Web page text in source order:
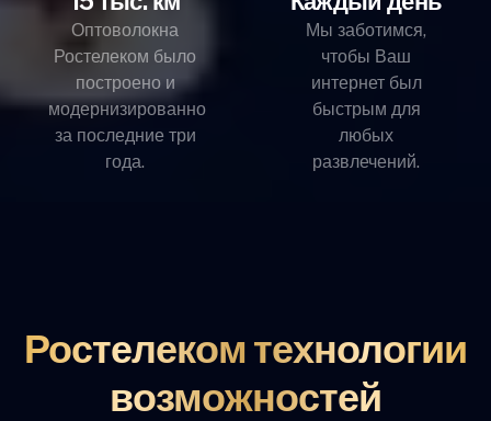
Оптоволокна
Ростелеком было
построено и
модернизированно
за последние три
года.
Мы заботимся,
чтобы Ваш
интернет был
быстрым для
любых
развлечений.
Ростелеком технологии
возможностей